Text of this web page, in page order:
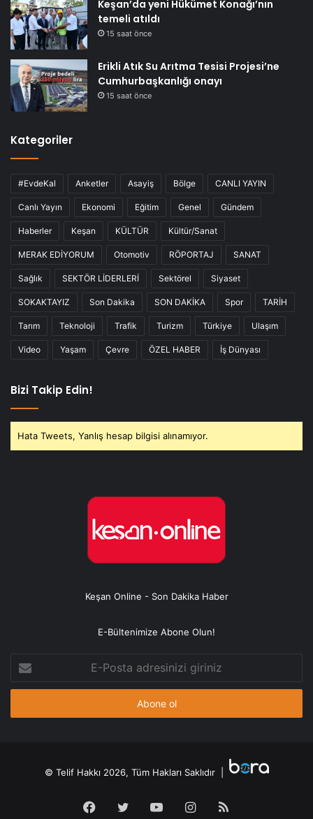
Keşan’da yeni Hükümet Konağı’nın
temeli atıldı
15 saat önce
Erikli Atık Su Arıtma Tesisi Projesi’ne
Cumhurbaşkanlığı onayı
15 saat önce
Kategoriler
#EvdeKal Anketler Asayiş Bölge CANLI YAYIN
Canlı Yayın Ekonomi Eğitim Genel Gündem
Haberler Keşan KÜLTÜR Kültür/Sanat
MERAK EDİYORUM Otomotiv RÖPORTAJ SANAT
Sağlık SEKTÖR LİDERLERİ Sektörel Siyaset
SOKAKTAYIZ Son Dakika SON DAKİKA Spor TARİH
Tarım Teknoloji Trafik Turizm Türkiye Ulaşım
Video Yaşam Çevre ÖZEL HABER İş Dünyası
Bizi Takip Edin!
Hata Tweets, Yanlış hesap bilgisi alınamıyor.
Keşan Online - Son Dakika Haber
E-Bültenimize Abone Olun!
Posta
adresinizi
© Telif Hakkı 2026, Tüm Hakları Saklıdır |
Facebook
TwitterYouTubeInstagram
RSS